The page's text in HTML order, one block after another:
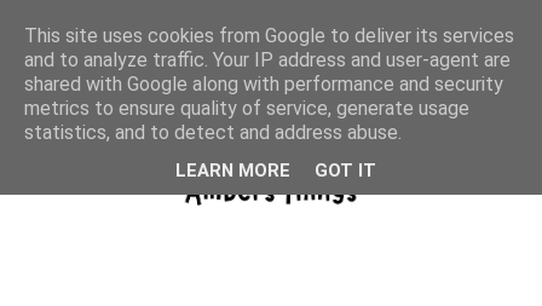
This site uses cookies from Google to deliver its services
and to analyze traffic. Your IP address and user-agent are
shared with Google along with performance and security
metrics to ensure quality of service, generate usage
statistics, and to detect and address abuse.
LEARN MORE GOT IT